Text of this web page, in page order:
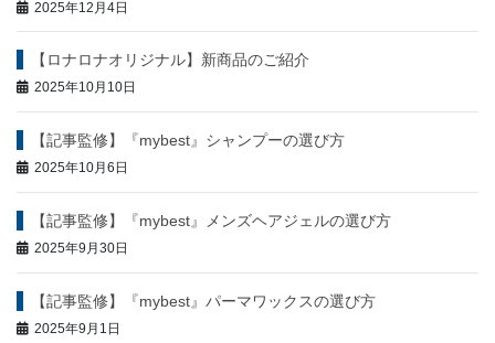
2025年12月4日
【ロナロナオリジナル】新商品のご紹介
2025年10月10日
【記事監修】『mybest』シャンプーの選び方
2025年10月6日
【記事監修】『mybest』メンズヘアジェルの選び方
2025年9月30日
【記事監修】『mybest』パーマワックスの選び方
2025年9月1日